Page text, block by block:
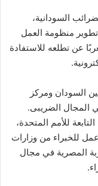
السودانية،
منظومة العمل
عن تطلعه للاستفادة
السودان ومركز
المجال الضريبى.
للأمم المتحدة،
للخبراء من وزارات
المصرية في مجال